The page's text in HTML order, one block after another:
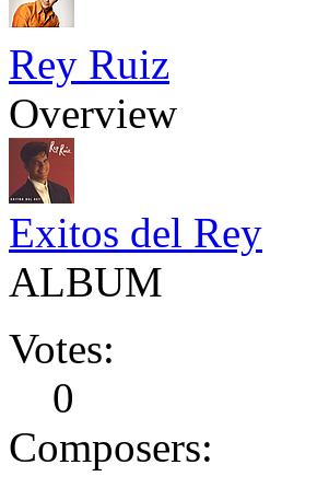
Rey Ruiz
Overview
Exitos del Rey
ALBUM
Votes:
0
Composers: